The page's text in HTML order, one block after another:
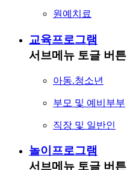
원예치료
교육프로그램
서브메뉴 토글 버튼
아동.청소년
부모 및 예비부부
직장 및 일반인
놀이프로그램
서브메뉴 토글 버튼